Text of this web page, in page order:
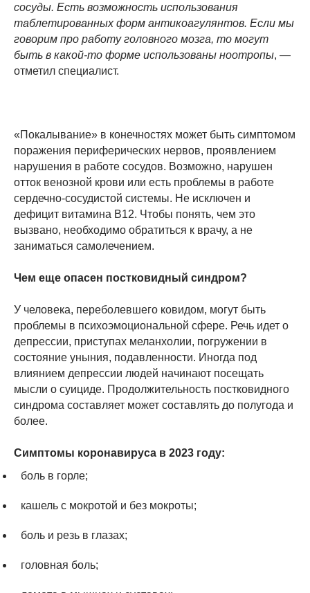
сосуды. Есть возможность использования
таблетированных форм антикоагулянтов. Если мы
говорим про работу головного мозга, то могут
быть в какой-то форме использованы ноотропы, —
отметил специалист.
«Покалывание» в конечностях может быть симптомом
поражения периферических нервов, проявлением
нарушения в работе сосудов. Возможно, нарушен
отток венозной крови или есть проблемы в работе
сердечно-сосудистой системы. Не исключен и
дефицит витамина В12. Чтобы понять, чем это
вызвано, необходимо обратиться к врачу, а не
заниматься самолечением.
Чем еще опасен постковидный синдром?
У человека, переболевшего ковидом, могут быть
проблемы в психоэмоциональной сфере. Речь идет о
депрессии, приступах меланхолии, погружении в
состояние уныния, подавленности. Иногда под
влиянием депрессии людей начинают посещать
мысли о суициде. Продолжительность постковидного
синдрома составляет может составлять до полугода и
более.
Симптомы коронавируса в 2023 году:
боль в горле;
кашель с мокротой и без мокроты;
боль и резь в глазах;
головная боль;